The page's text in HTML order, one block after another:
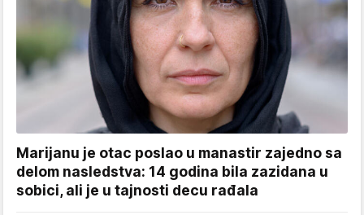
Marijanu je otac poslao u manastir zajedno sa
delom nasledstva: 14 godina bila zazidana u
sobici, ali je u tajnosti decu rađala